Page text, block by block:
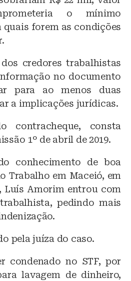
o mínimo
quais forem as condições
credores trabalhistas
no documento
para ao menos duas
a implicações jurídicas.
contracheque, consta
1º de abril de 2019.
conhecimento de boa
Trabalho em Maceió, em
Luís Amorim entrou com
pedindo mais
pela juíza do caso.
condenado no STF, por
lavagem de dinheiro,